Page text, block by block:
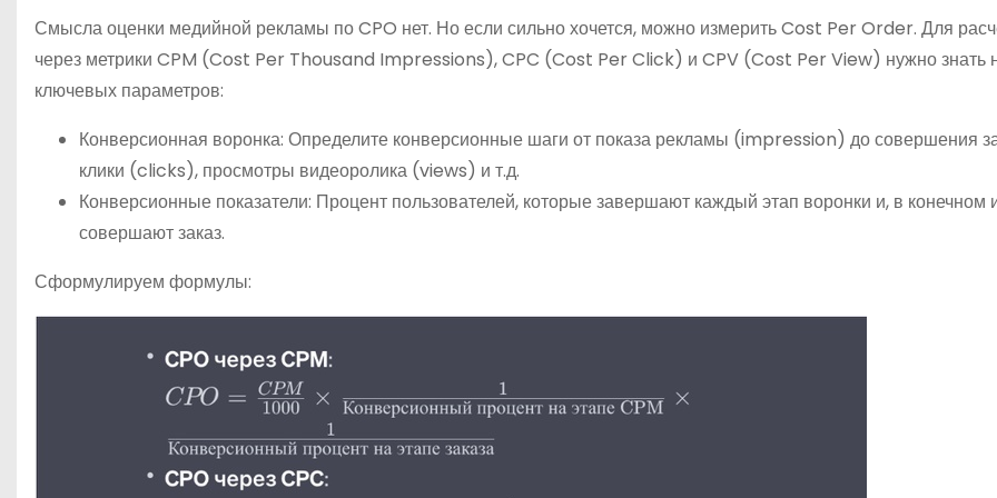
Смысла оценки медийной рекламы по CPO нет. Но если сильно хочется, можно измерить Cost Per Order. Для
через метрики CPM (Cost Per Thousand Impressions), CPC (Cost Per Click) и CPV (Cost Per View) нужно знать
ключевых параметров:
Конверсионная воронка: Определите конверсионные шаги от показа рекламы (impression) до совершения
клики (clicks), просмотры видеоролика (views) и т.д.
Конверсионные показатели: Процент пользователей, которые завершают каждый этап воронки и, в конечном
совершают заказ.
Сформулируем формулы: